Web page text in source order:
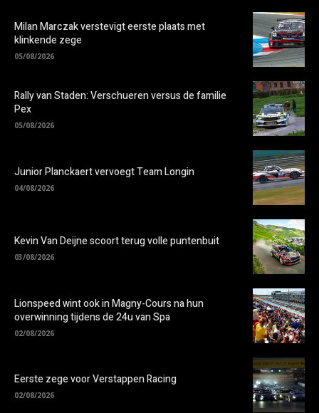
Milan Marczak verstevigt eerste plaats met
klinkende zege
05/08/2026
Rally van Staden: Verschueren versus de familie
Pex
05/08/2026
Junior Planckaert vervoegt Team Longin
04/08/2026
Kevin Van Deijne scoort terug volle puntenbuit
03/08/2026
Lionspeed wint ook in Magny-Cours na hun
overwinning tijdens de 24u van Spa
02/08/2026
Eerste zege voor Verstappen Racing
02/08/2026